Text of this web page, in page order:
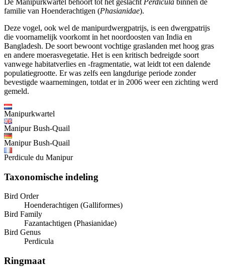
De Manipurkwartel behoort tot het geslacht Perdicula binnen de
familie van Hoenderachtigen (Phasianidae).
Deze vogel, ook wel de manipurdwergpatrijs, is een dwergpatrijs
die voornamelijk voorkomt in het noordoosten van India en
Bangladesh. De soort bewoont vochtige graslanden met hoog gras
en andere moerasvegetatie. Het is een kritisch bedreigde soort
vanwege habitatverlies en -fragmentatie, wat leidt tot een dalende
populatiegrootte. Er was zelfs een langdurige periode zonder
bevestigde waarnemingen, totdat er in 2006 weer een zichting werd
gemeld.
Manipurkwartel
Manipur Bush-Quail
Manipur Bush-Quail
Perdicule du Manipur
Taxonomische indeling
Bird Order
Hoenderachtigen (Galliformes)
Bird Family
Fazantachtigen (Phasianidae)
Bird Genus
Perdicula
Ringmaat